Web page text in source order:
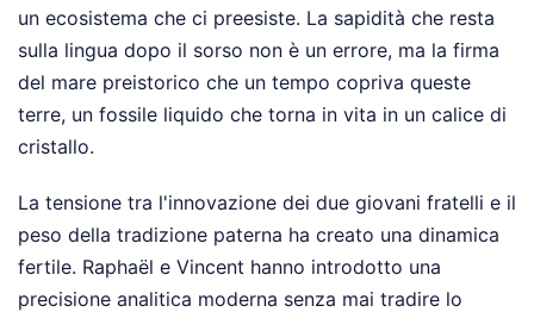
un ecosistema che ci preesiste. La sapidità che resta
sulla lingua dopo il sorso non è un errore, ma la firma
del mare preistorico che un tempo copriva queste
terre, un fossile liquido che torna in vita in un calice di
cristallo.
La tensione tra l'innovazione dei due giovani fratelli e il
peso della tradizione paterna ha creato una dinamica
fertile. Raphaël e Vincent hanno introdotto una
precisione analitica moderna senza mai tradire lo